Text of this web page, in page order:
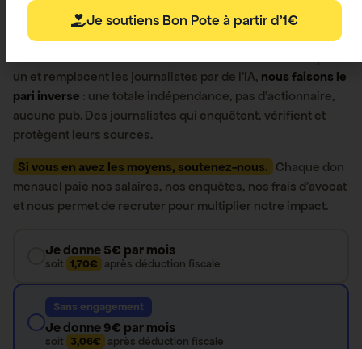
1 € par mois, cela changetoutpour nous.
un et remplacent les journalistes par de l’IA, nous faisons le
pari inverse : une totale indépendance, pas d’actionnaire,
aucune pub. Des journalistes qui enquêtent, vérifient et
protègent leurs sources.
Si vous en avez les moyens, soutenez-nous. Chaque don
mensuel paie nos salaires, nos enquêtes, nos frais d’avocat
et nous permet de recruter pour multiplier notre impact.
Je donne 5€ par mois
soit 1,70€ après déduction fiscale
Sans engagement
Je donne 9€ par mois
soit 3,06€ après déduction fiscale
Je soutiens Bon Pote à partir d'1€